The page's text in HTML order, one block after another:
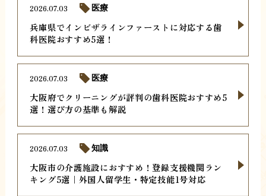
兵庫県でインビザラインファーストに対応する歯
科医院おすすめ5選！
2026.07.03 医療
大阪府でクリーニングが評判の歯科医院おすすめ5
選！選び方の基準も解説
2026.07.03 医療
大阪市の介護施設におすすめ！登録支援機関ラン
キング5選｜外国人留学生・特定技能1号対応
2026.07.03 知識